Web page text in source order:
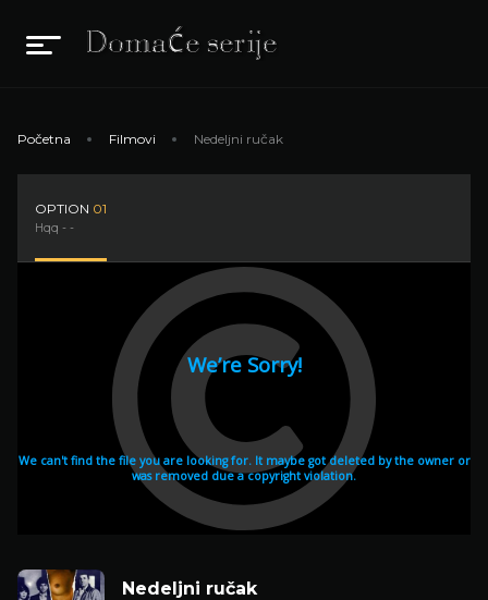
Početna Filmovi Nedeljni ručak
OPTION 01
Hqq - -
Nedeljni ručak